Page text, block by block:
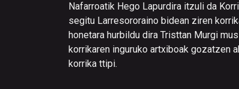
Nafarroatik Hego Lapurdira itzuli da
segitu Larresororaino bidean ziren
honetara hurbildu dira Tristtan Murgi
korrikaren inguruko artxiboak gozatzen
korrika ttipi.